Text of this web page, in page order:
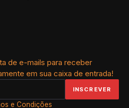
de e-mails para receber
em sua caixa de entrada!
e Condições